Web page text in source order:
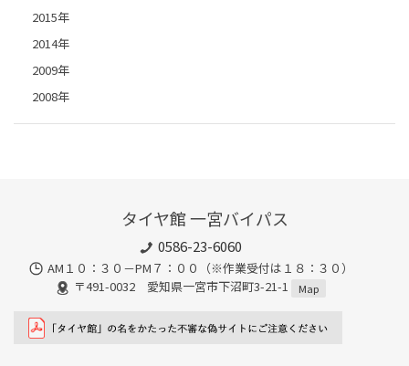
2015年
2014年
2009年
2008年
タイヤ館 一宮バイパス
0586-23-6060
AM１０：３０－PM７：００（※作業受付は１８：３０）
〒491-0032 愛知県一宮市下沼町3-21-1
Map